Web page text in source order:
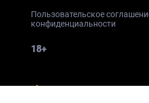
Пользовательское
конфиденциальности
18+